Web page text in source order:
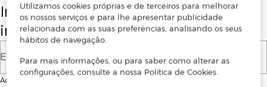
Insira o seu email para se registar ou
iniciar sessão.
E-mail
Ao continuar, aceitas as
Utilizamos cookies próprias e de terceiros para melhorar
os nossos serviços e para lhe apresentar publicidade
relacionada com as suas preferências, analisando os seus
hábitos de navegação.
Para mais informações, ou para saber como alterar as
configurações, consulte a nossa Política de Cookies.